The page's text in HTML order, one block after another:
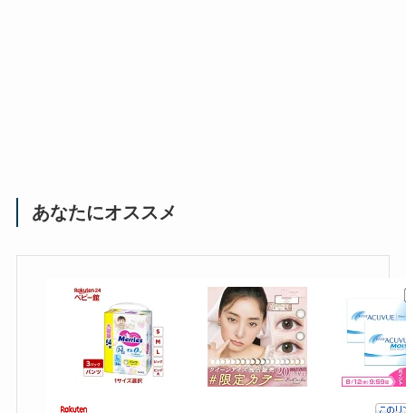
あなたにオススメ